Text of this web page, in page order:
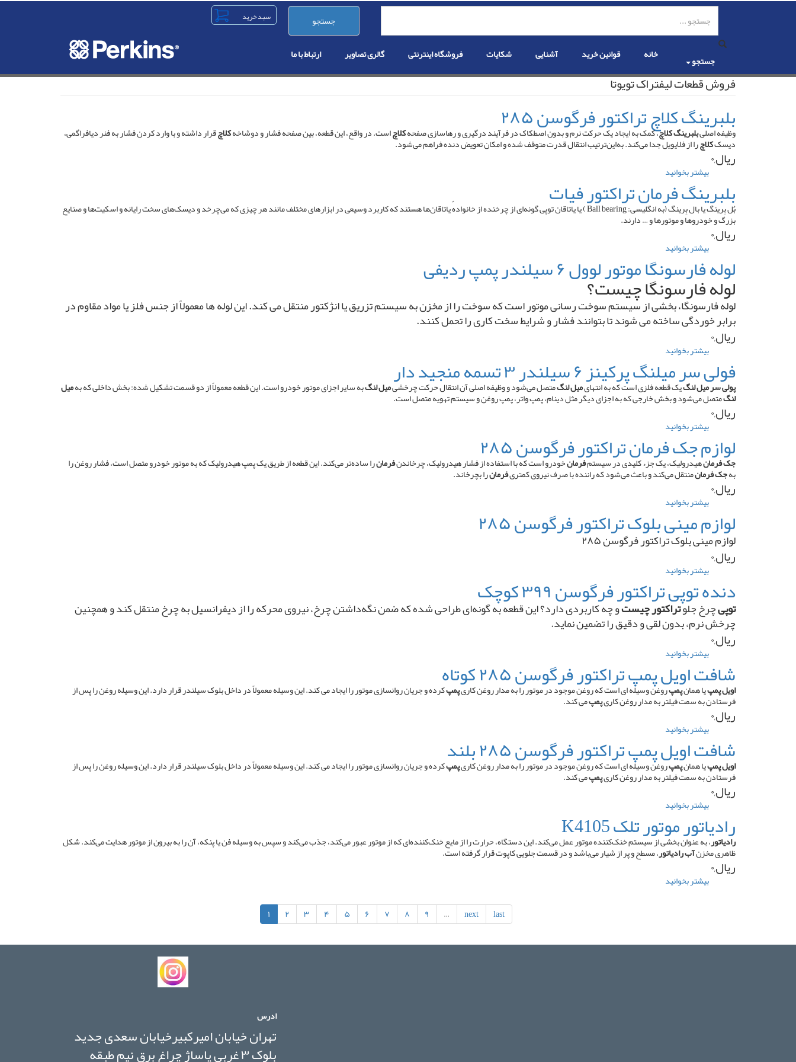
رفتن
جستجو
جستجو خانه قوانین خرید آشنایی شکایات فروشگاه اینترنتی گالری تصاویر ارتباط با ما
فروش قطعات لیفتراک تویوتا
بلبرینگ کلاچ تراکتور فرگوسن ۲۸۵
وظیفه اصلیبلبرینگ کلاچ، کمک به ایجاد یک حرکت نرم و بدون اصطکاک در فرآیند درگیری و رهاسازی صفحهکلاچاست. در واقع، این قطعه، بین صفحه فشار و دوشاخهکلاچقرار داشته و با وارد کردن فشار به فنر دیافراگمی،
دیسککلاچرا از فلایویل جدا می‌کند. به‌این‌ترتیب انتقال قدرت متوقف شده و امکان تعویض دنده فراهم می‌شود.
ریال,۰
بیشتر بخوانید
کلاچ
تراکتور
فرگوسن
۲۸۵
بلبرینگ فرمان تراکتور فیاتبُل بِرینگ یا بال بِرینگ (به انگلیسی: Ball bearing ) یا یاتاقان توپی گونه‌ای از چرخنده از خانوادهٔ یاتاقان‌ها هستند که کاربرد وسیعی در ابزارهای مختلف مانند هر چیزی که می‌چرخد و دیسک‌های سخت رایانه و اسکیت‌ها و صنایع
بزرگ و خودروها و موتورها و … دارند.
ریال,۰
بیشتر بخوانید
بلبرینگ
فرمان
تراکتور
فیات
لوله فارسونگا موتور لوول ۶ سیلندر پمپ ردیفی
لوله فارسونگا چیست؟
لوله فارسونگا، بخشی از سیستم سوخت ‌رسانی موتور است که سوخت را از مخزن به سیستم تزریق یا انژکتور منتقل می ‌کند. این لوله‌ ها معمولاً از جنس فلز یا مواد مقاوم در
برابر خوردگی ساخته می ‌شوند تا بتوانند فشار و شرایط سخت کاری را تحمل کنند.
ریال,۰
بیشتر بخوانید
فارسونگا
موتور
لوول
۶
ردیفی
فولی سر میلنگ پرکینز ۶ سیلندر ۳ تسمه منجید دار
پولی سر میل لنگیک قطعه فلزی است که به انتهایمیل لنگمتصل می‌شود و وظیفه اصلی آن انتقال حرکت چرخشیمیل لنگبه سایر اجزای موتور خودرو است. این قطعه معمولاً از دو قسمت تشکیل شده: بخش داخلی که بهمیل
لنگمتصل می‌شود و بخش خارجی که به اجزای دیگر مثل دینام، پمپ واتر، پمپ روغن و سیستم تهویه متصل است.
ریال,۰
بیشتر بخوانید
سر
میلنگ
پرکینز
۶
تسمه
منجید
دار
لوازم جک فرمان تراکتور فرگوسن ۲۸۵
جک فرمانهیدرولیک، یک جزء کلیدی در سیستمفرمانخودرو است که با استفاده از فشار هیدرولیک، چرخاندنفرمانرا ساده‌تر می‌کند. این قطعه از طریق یک پمپ هیدرولیک که به موتور خودرو متصل است، فشار روغن را
بهجک فرمانمنتقل می‌کند و باعث می‌شود که راننده با صرف نیروی کمتریفرمانرا بچرخاند.
ریال,۰
بیشتر بخوانید
جک
فرمان
تراکتور
لوازم مینی بلوک تراکتور فرگوسن ۲۸۵
لوازم مینی بلوک تراکتور فرگوسن ۲۸۵
ریال,۰
بیشتر بخوانید
مینی
بلوک
تراکتور
فرگوسن
دنده توپی تراکتور فرگوسن ۳۹۹ کوچک
توپیچرخ جلوتراکتور چیستو چه کاربردی دارد؟ این قطعه به گونه‌ای طراحی شده که ضمن نگه‌داشتن چرخ، نیروی محرکه را از دیفرانسیل به چرخ منتقل کند و همچنین
چرخش نرم، بدون لقی و دقیق را تضمین نماید.
ریال,۰
بیشتر بخوانید
توپی
تراکتور
فرگوسن
۳۹۹
شافت اویل پمپ تراکتور فرگوسن ۲۸۵ کوتاه
اویل پمپیا همانپمپروغن وسیله ای است که روغن موجود در موتور را به مدار روغن کاریپمپکرده و جریان روانسازی موتور را ایجاد می کند. این وسیله معمولاً در داخل بلوک سیلندر قرار دارد. این وسیله روغن را پس از
فرستادن به سمت فیلتر به مدار روغن کاریپمپمی کند.
ریال,۰
بیشتر بخوانید
اویل
پمپ
تراکتور
فرگوسن
شافت اویل پمپ تراکتور فرگوسن ۲۸۵ بلند
اویل پمپیا همانپمپروغن وسیله ای است که روغن موجود در موتور را به مدار روغن کاریپمپکرده و جریان روانسازی موتور را ایجاد می کند. این وسیله معمولاً در داخل بلوک سیلندر قرار دارد. این وسیله روغن را پس از
فرستادن به سمت فیلتر به مدار روغن کاریپمپمی کند.
ریال,۰
بیشتر بخوانید
اویل
پمپ
تراکتور
فرگوسن
رادیاتور موتور تلک K4105
رادیاتور، به عنوان بخشی از سیستم خنک‌کننده موتور عمل می‌کند. این دستگاه، حرارت را از مایع خنک‌کننده‌ای که از موتور عبور می‌کند، جذب می‌کند و سپس به وسیله فن یا پنکه، آن را به بیرون از موتور هدایت می‌کند. شکل
ظاهری مخزنآب رادیاتور، مسطح و پر از شیار می‌باشد و در قسمت جلویی کاپوت قرار گرفته است.
ریال,۰
بیشتر بخوانید
۱ ۲ ۳ ۴ ۵ ۶ ۷ ۸ ۹ … next last
ادرس
تهران خیابان امیرکبیرخیابان سعدی جدید
بلوک ۳ غربی پاساژ چراغ برق نیم طبقه